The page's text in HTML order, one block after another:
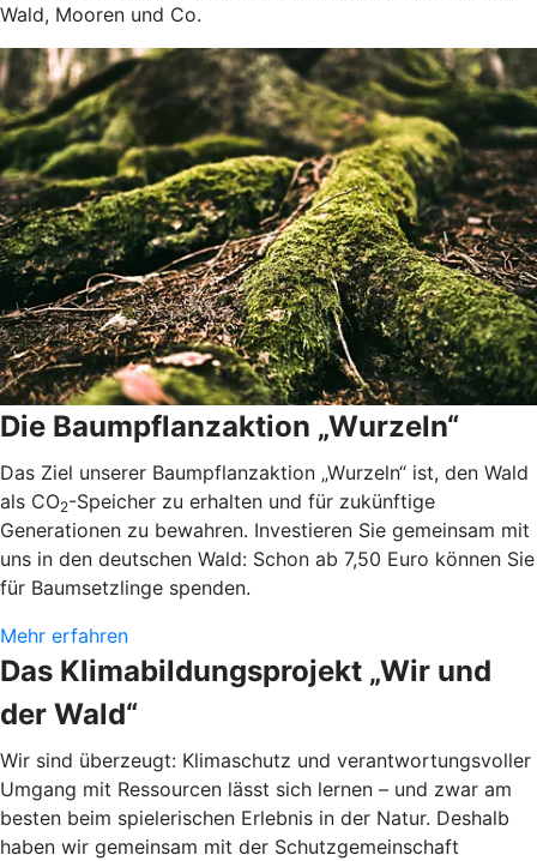
Wald, Mooren und Co.
Die Baumpflanzaktion „Wurzeln“
Das Ziel unserer Baumpflanzaktion „Wurzeln“ ist, den Wald
als CO2-Speicher zu erhalten und für zukünftige
Generationen zu bewahren. Investieren Sie gemeinsam mit
uns in den deutschen Wald: Schon ab 7,50 Euro können Sie
für Baumsetzlinge spenden.
Mehr erfahren
Das Klimabildungsprojekt „Wir und
der Wald“
Wir sind überzeugt: Klimaschutz und verantwortungsvoller
Umgang mit Ressourcen lässt sich lernen – und zwar am
besten beim spielerischen Erlebnis in der Natur. Deshalb
haben wir gemeinsam mit der Schutzgemeinschaft